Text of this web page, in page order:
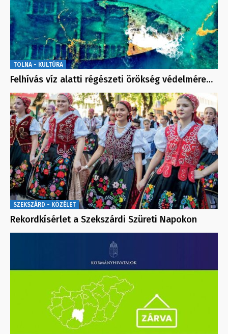
TOLNA - KULTÚRA
Felhívás víz alatti régészeti örökség védelmére…
SZEKSZÁRD - KÖZÉLET
Rekordkísérlet a Szekszárdi Szüreti Napokon